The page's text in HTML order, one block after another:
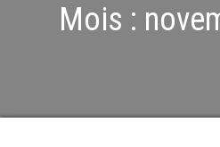
Mois :